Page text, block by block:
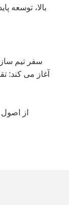
بالا، توسعه